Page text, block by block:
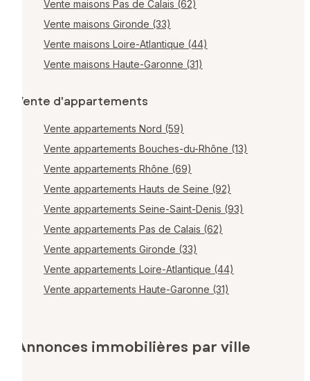
Vente maisons Pas de Calais (62)
Vente maisons Gironde (33)
Vente maisons Loire-Atlantique (44)
Vente maisons Haute-Garonne (31)
Vente d'appartements
Vente appartements Nord (59)
Vente appartements Bouches-du-Rhône (13)
Vente appartements Rhône (69)
Vente appartements Hauts de Seine (92)
Vente appartements Seine-Saint-Denis (93)
Vente appartements Pas de Calais (62)
Vente appartements Gironde (33)
Vente appartements Loire-Atlantique (44)
Vente appartements Haute-Garonne (31)
Annonces immobilières par ville